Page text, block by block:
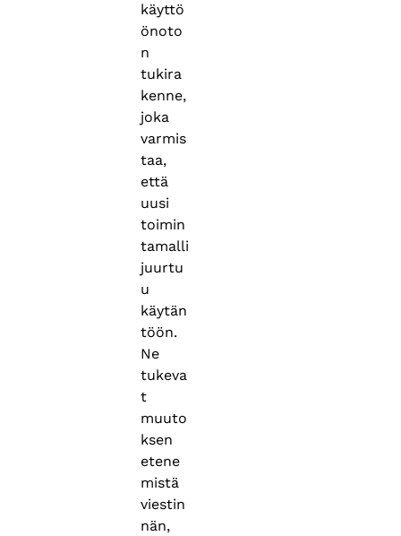
käyttö
önoto
n
tukira
kenne,
joka
varmis
taa,
että
uusi
toimin
tamalli
juurtu
u
käytän
töön.
Ne
tukeva
t
muuto
ksen
etene
mistä
viestin
nän,